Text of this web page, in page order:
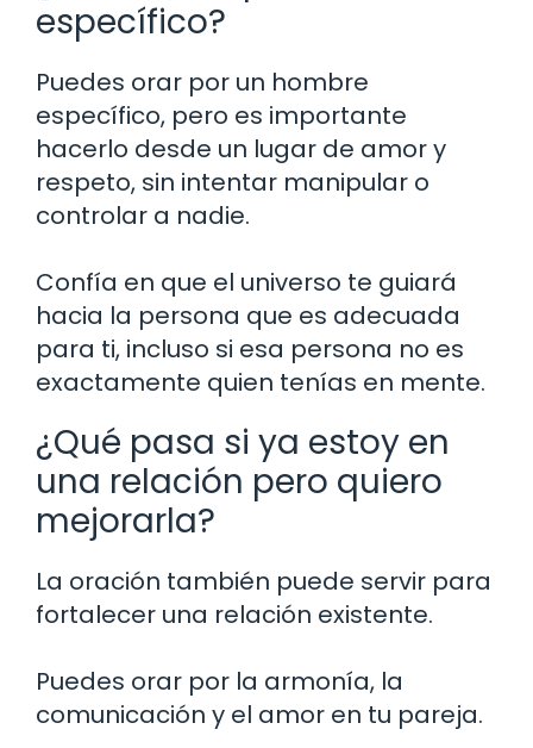
específico?
Puedes orar por un hombre
específico, pero es importante
hacerlo desde un lugar de amor y
respeto, sin intentar manipular o
controlar a nadie.
Confía en que el universo te guiará
hacia la persona que es adecuada
para ti, incluso si esa persona no es
exactamente quien tenías en mente.
¿Qué pasa si ya estoy en
una relación pero quiero
mejorarla?
La oración también puede servir para
fortalecer una relación existente.
Puedes orar por la armonía, la
comunicación y el amor en tu pareja.